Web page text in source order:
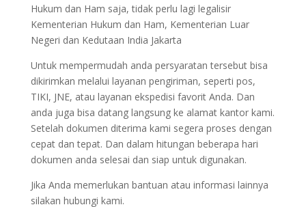
Hukum dan Ham saja, tidak perlu lagi legalisir
Kementerian Hukum dan Ham, Kementerian Luar
Negeri dan Kedutaan India Jakarta
Untuk mempermudah anda persyaratan tersebut bisa
dikirimkan melalui layanan pengiriman, seperti pos,
TIKI, JNE, atau layanan ekspedisi favorit Anda. Dan
anda juga bisa datang langsung ke alamat kantor kami.
Setelah dokumen diterima kami segera proses dengan
cepat dan tepat. Dan dalam hitungan beberapa hari
dokumen anda selesai dan siap untuk digunakan.
Jika Anda memerlukan bantuan atau informasi lainnya
silakan hubungi kami.